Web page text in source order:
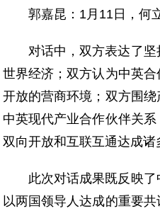
郭嘉昆：1月11日，何
对话中，双方表达了
世界经济；双方认为中英
开放的营商环境；双方围
中英现代产业合作伙伴关
双向开放和互联互通达成诸
此次对话成果既反映
以两国领导人达成的重要